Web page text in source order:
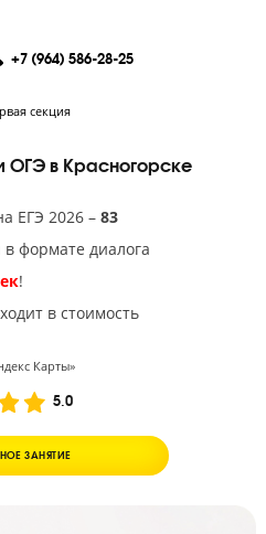
+7 (964) 586-28-25
и ОГЭ в Красногорске
на ЕГЭ 2026 –83
в формате диалога
!
Карты»